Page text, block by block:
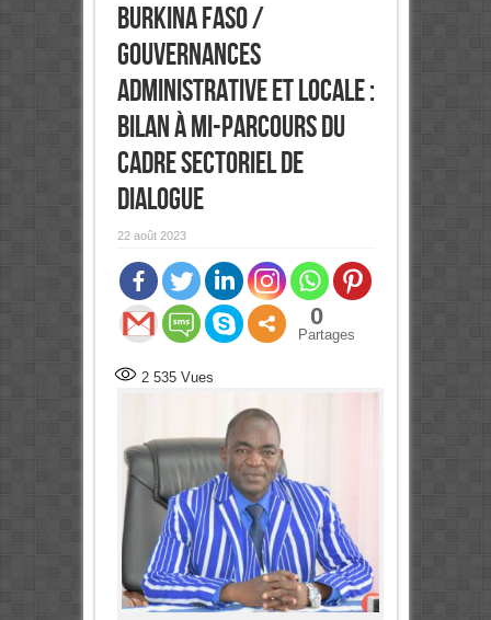
Burkina Faso /
Gouvernances
administrative et locale :
Bilan à mi-parcours du
Cadre sectoriel de
dialogue
22 août 2023
0
Partages
2 535Vues